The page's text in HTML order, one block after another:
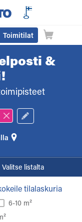
Toimitilat
&
Valitse listalta
tilalaskuria
6-10 m²